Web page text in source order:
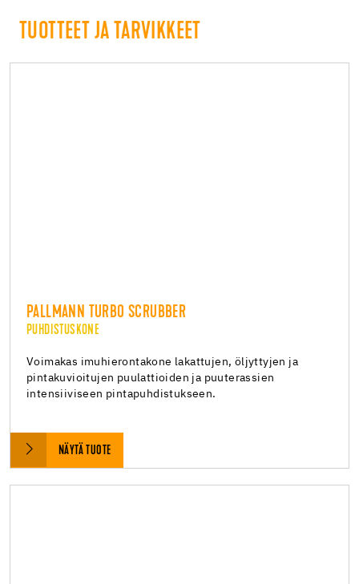
TUOTTEET JA TARVIKKEET
PALLMANN TURBO SCRUBBER
PUHDISTUSKONE
Voimakas imuhierontakone lakattujen, öljyttyjen ja
pintakuvioitujen puulattioiden ja puuterassien
intensiiviseen pintapuhdistukseen.
NÄYTÄ TUOTE